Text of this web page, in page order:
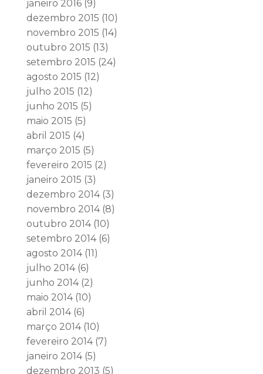
janeiro 2016(9)
dezembro 2015 (10)
novembro 2015 (14)
outubro 2015 (13)
setembro 2015 (24)
agosto 2015 (12)
julho 2015 (12)
junho 2015 (5)
maio 2015 (5)
abril 2015 (4)
março 2015 (5)
fevereiro 2015 (2)
janeiro 2015 (3)
dezembro 2014(3)
novembro 2014(8)
outubro 2014(10)
setembro 2014(6)
agosto 2014(11)
julho 2014(6)
junho 2014(2)
maio 2014(10)
abril 2014(6)
março 2014(10)
fevereiro 2014(7)
janeiro 2014(5)
dezembro 2013 (5)